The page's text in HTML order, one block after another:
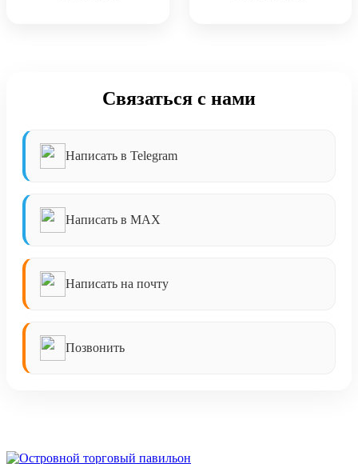
Связаться с нами
Написать в Telegram
Написать в MAX
Написать на почту
Позвонить